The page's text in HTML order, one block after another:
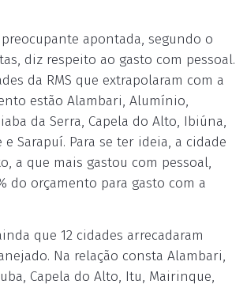
apontada, segundo o
diz respeito ao gasto com pessoal.
da RMS que extrapolaram com a
estão Alambari, Alumínio,
da Serra, Capela do Alto, Ibiúna,
Sarapuí. Para se ter ideia, a cidade
a que mais gastou com pessoal,
do orçamento para gasto com a
que 12 cidades arrecadaram
Na relação consta Alambari,
Capela do Alto, Itu, Mairinque,